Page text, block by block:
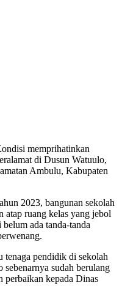
memprihatinkan
di Dusun Watuulo,
Ambulu, Kabupaten
2023, bangunan sekolah
atap ruang kelas yang jebol
ada tanda-tanda
tenaga pendidik di sekolah
sudah berulang
perbaikan kepada Dinas